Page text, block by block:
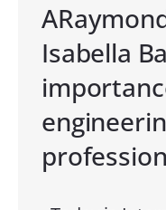
Isabella